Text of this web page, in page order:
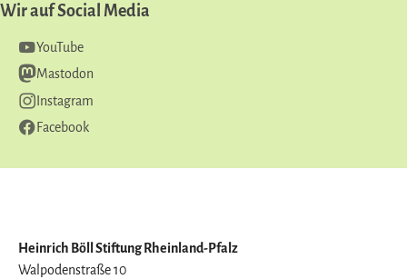
Wir auf Social Media
YouTube
Mastodon
Instagram
Facebook
Heinrich Böll Stiftung Rheinland-Pfalz
Walpodenstraße 10